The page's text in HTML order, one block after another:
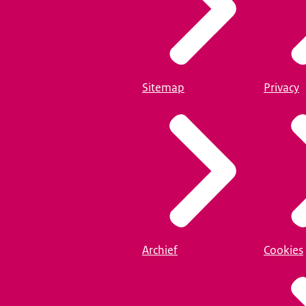
Sitemap
Archief
Privacy
Cookies